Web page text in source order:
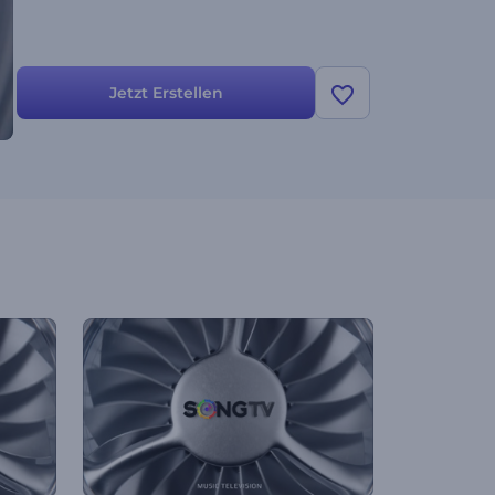
Jetzt Erstellen